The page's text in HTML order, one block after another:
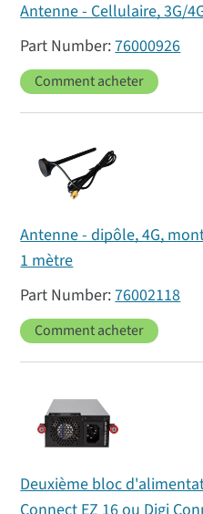
Antenne - Cellulaire, 3G/
76000926
Comment acheter
Antenne - dipôle, 4G,
1 mètre
76002118
Comment acheter
Deuxième bloc